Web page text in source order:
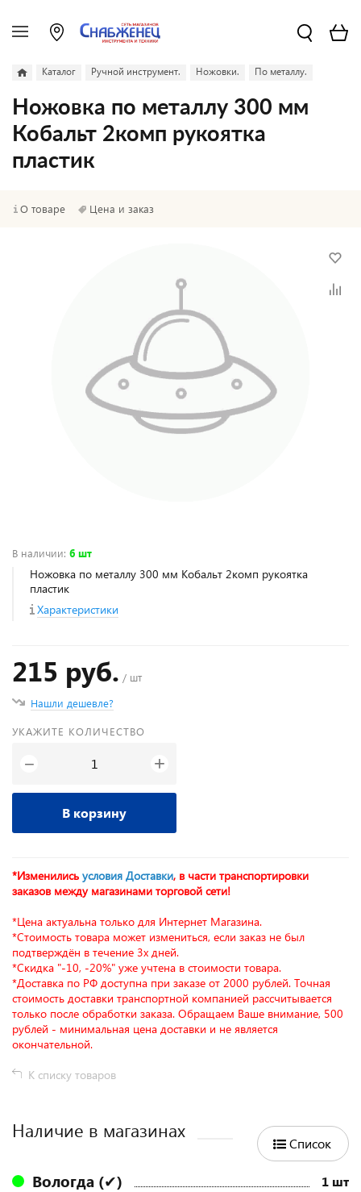
Каталог Ручной инструмент. Ножовки. По металлу.
Ножовка по металлу 300 мм
Кобальт 2комп рукоятка
пластик
О товаре Цена и заказ
В наличии: 6 шт
Ножовка по металлу 300 мм Кобальт 2комп рукоятка
пластик
Характеристики
215 руб. / шт
Нашли дешевле?
УКАЖИТЕ КОЛИЧЕСТВО
− +
В корзину
*Изменились условия Доставки, в части транспортировки
заказов между магазинами торговой сети!
*Цена актуальна только для Интернет Магазина.
*Стоимость товара может измениться, если заказ не был
подтверждён в течение 3х дней.
*Скидка "-10, -20%" уже учтена в стоимости товара.
*Доставка по РФ доступна при заказе от 2000 рублей. Точная
стоимость доставки транспортной компанией рассчитывается
только после обработки заказа. Обращаем Ваше внимание, 500
рублей - минимальная цена доставки и не является
окончательной.
К списку товаров
Наличие в магазинах
Список
Вологда (✔) 1 шт